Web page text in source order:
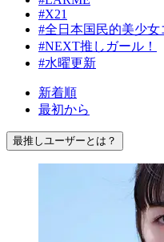
#X21
#全日本国民的美少女
#NEXT推しガール！
#水曜更新
新着順
最初から
最推しユーザーとは？